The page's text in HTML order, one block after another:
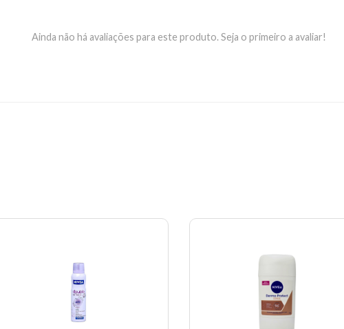
Ainda não há avaliações para este produto. Seja o primeiro a avaliar!